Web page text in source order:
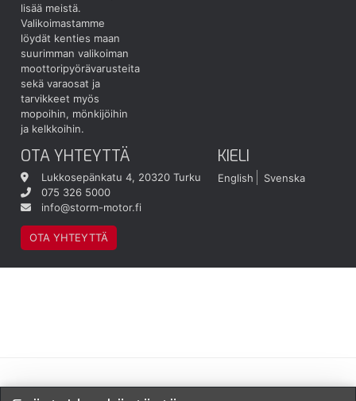
lisää meistä.
Valikoimastamme
löydät kenties maan
suurimman valikoiman
moottoripyörävarusteita
sekä varaosat ja
tarvikkeet myös
mopoihin, mönkijöihin
ja kelkkoihin.
OTA YHTEYTTÄ
Lukkosepänkatu 4, 20320 Turku
075 326 5000
info@storm-motor.fi
OTA YHTEYTTÄ
KIELI
English Svenska